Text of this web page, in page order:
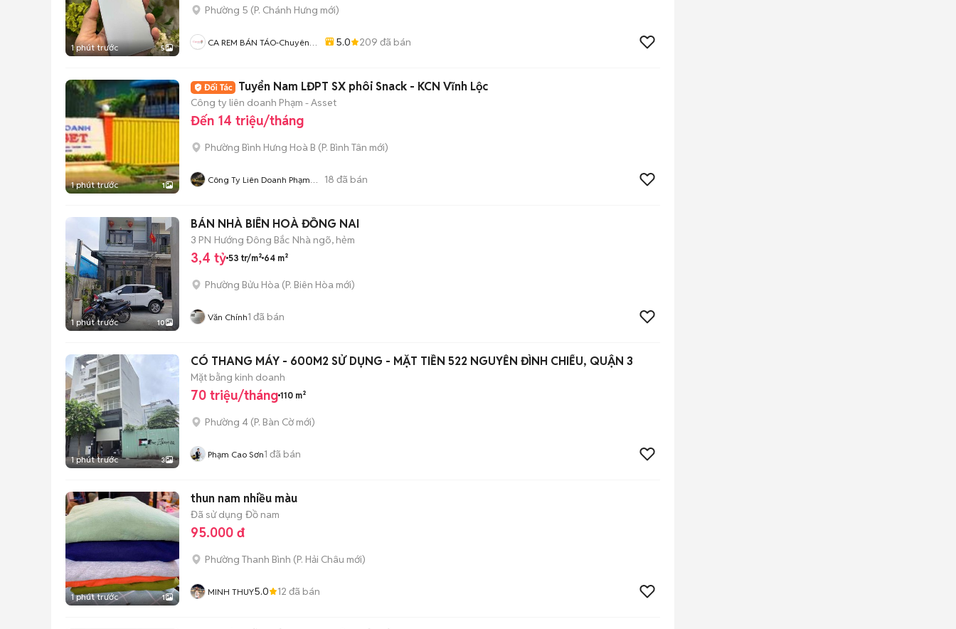
1 phút trước 5
Phường 5 (P. Chánh Hưng mới)
CA REM BÁN TÁO-Chuyên
5.0 209 đã bán
1 phút trước 1
Tuyển Nam LĐPT SX phôi Snack - KCN Vĩnh Lộc
Công ty liên doanh Phạm - Asset
Đến 14 triệu/tháng
Phường Bình Hưng Hoà B (P. Bình Tân mới)
Công Ty Liên Doanh Phạm
18 đã bán
1 phút trước 10
BÁN NHÀ BIÊN HOÀ ĐỒNG NAI
3 PN Hướng Đông Bắc Nhà ngõ, hẻm
3,4 tỷ 53 tr/m² 64 m²
Phường Bửu Hòa (P. Biên Hòa mới)
Văn Chính1 đã bán
1 phút trước 3
CÓ THANG MÁY - 600M2 SỬ DỤNG - MẶT TIỀN 522 NGUYỄN ĐÌNH CHIỂU, QUẬN 3
Mặt bằng kinh doanh
70 triệu/tháng 110 m²
Phường 4 (P. Bàn Cờmới)
Phạm Cao Sơn1 đã bán
1 phút trước 1
thun nam nhiều màu
Đã sử dụng Đồ nam
95.000 đ
Phường Thanh Bình (P. Hải Châu mới)
MINH THUY5.0 12 đã bán